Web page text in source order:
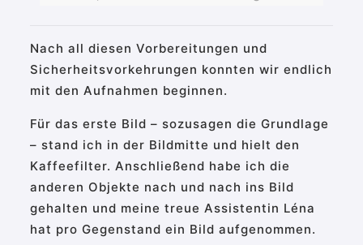
Nach all diesen Vorbereitungen und
Sicherheitsvorkehrungen konnten wir endlich
mit den Aufnahmen beginnen.
Für das erste Bild – sozusagen die Grundlage
– stand ich in der Bildmitte und hielt den
Kaffeefilter. Anschließend habe ich die
anderen Objekte nach und nach ins Bild
gehalten und meine treue Assistentin Léna
hat pro Gegenstand ein Bild aufgenommen.